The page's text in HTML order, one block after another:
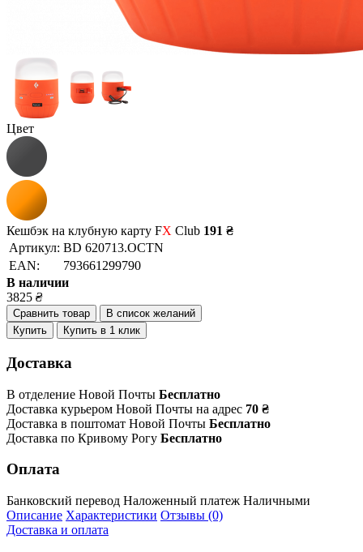
Цвет
Кешбэк на клубную карту FX Club 191 ₴
Артикул: BD 620713.OCTN
EAN:
793661299790
В наличии
3825 ₴
Сравнить товар
В список желаний
Купить
Купить в 1 клик
Доставка
В отделение Новой Почты Бесплатно
Доставка курьером Новой Почты на адрес 70 ₴
Доставка в поштомат Новой Почты Бесплатно
Доставка по Кривому Рогу Бесплатно
Оплата
Банковский перевод Наложенный платеж Наличными
Описание Характеристики Отзывы (0)
Доставка и оплата